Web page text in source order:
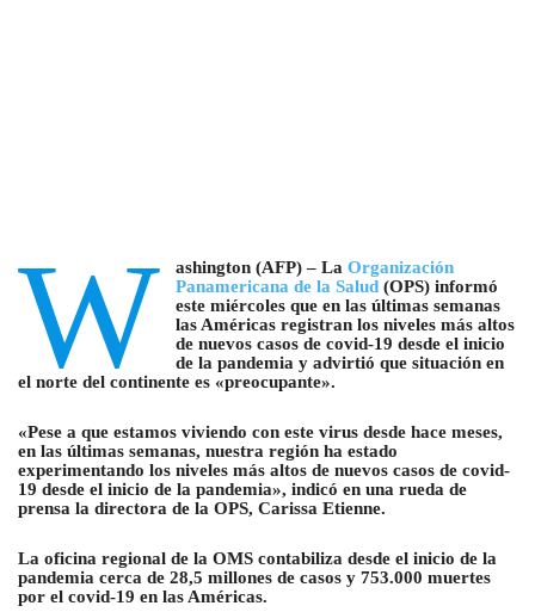
W ashington (AFP) – La Organización
Panamericana de la Salud(OPS) informó
este miércoles que en las últimas semanas
las Américas registran los niveles más altos
de nuevos casos de covid-19 desde el inicio
de la pandemia y advirtió que situación en
el norte del continente es «preocupante».
«Pese a que estamos viviendo con este virus desde hace meses,
en las últimas semanas, nuestra región ha estado
experimentando los niveles más altos de nuevos casos de covid-
19 desde el inicio de la pandemia», indicó en una rueda de
prensa la directora de la OPS, Carissa Etienne.
La oficina regional de la OMS contabiliza desde el inicio de la
pandemia cerca de 28,5 millones de casos y 753.000 muertes
por el covid-19 en las Américas.